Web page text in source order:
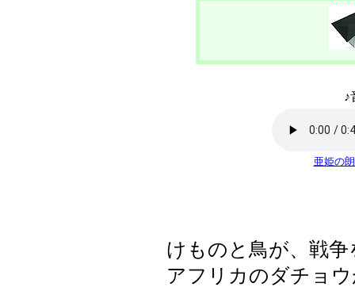
♪
亜姫の
けものと鳥が、戦争
アフリカのダチョウ